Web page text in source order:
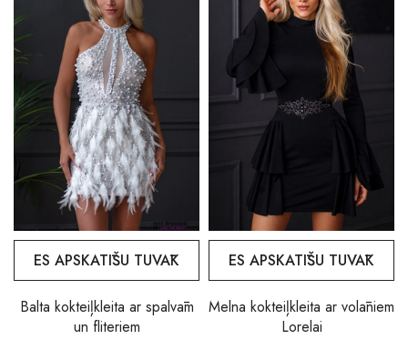
ES APSKATĪŠU TUVĀK
Balta kokteiļkleita ar spalvām
un fliteriem
ES APSKATĪŠU TUVĀK
Melna kokteiļkleita ar volāniem
Lorelai